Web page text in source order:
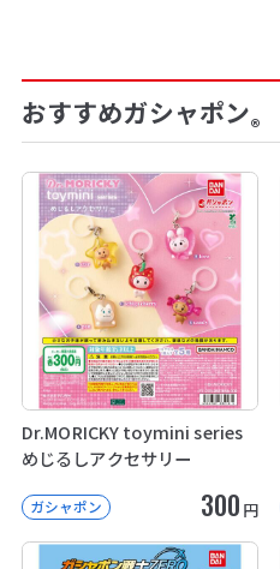
おすすめガシャポン®
Dr.MORICKY toymini series
めじるしアクセサリー
ガシャポン 300 円